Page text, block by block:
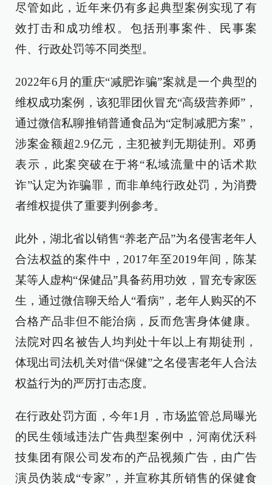
尽管如此，近年来仍有多起典型案例实现了有
效打击和成功维权。包括刑事案件、民事案
件、行政处罚等不同类型。
2022年6月的重庆“减肥诈骗”案就是一个典型的
维权成功案例，该犯罪团伙冒充“高级营养师”，
通过微信私聊推销普通食品为“定制减肥方案”，
涉案金额超2.9亿元，主犯被判无期徒刑。邓勇
表示，此案突破在于将“私域流量中的话术欺
诈”认定为诈骗罪，而非单纯行政处罚，为消费
者维权提供了重要判例参考。
此外，湖北省以销售“养老产品”为名侵害老年人
合法权益的案件中，2017年至2019年间，陈某
某等人虚构“保健品”具备药用功效，冒充专家医
生，通过微信聊天给人“看病”，老年人购买的不
合格产品非但不能治病，反而危害身体健康。
法院对四名被告人均判处十年以上有期徒刑，
体现出司法机关对借“保健”之名侵害老年人合法
权益行为的严厉打击态度。
在行政处罚方面，今年1月，市场监管总局曝光
的民生领域违法广告典型案例中，河南优沃科
技集团有限公司发布的产品视频广告，由广告
演员伪装成“专家”，并宣称其所销售的保健食